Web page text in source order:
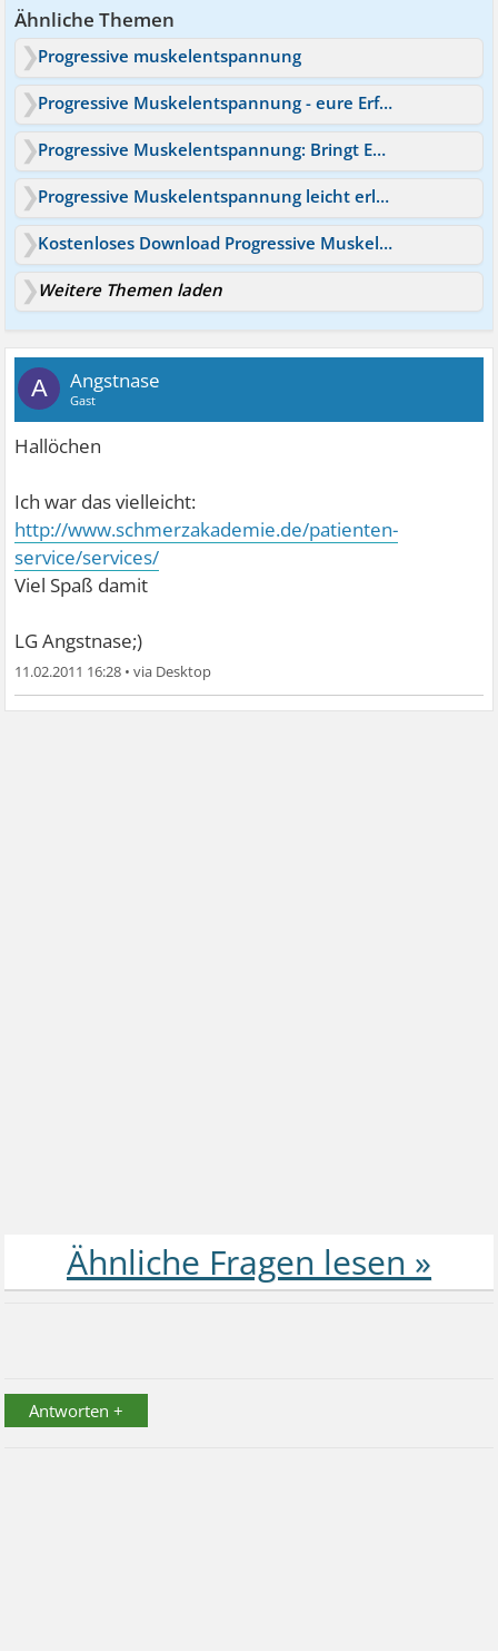
Ähnliche Themen
Progressive muskelentspannung
Progressive Muskelentspannung - eure Erfahrungen
Progressive Muskelentspannung: Bringt Euch das was?
Progressive Muskelentspannung leicht erlernbar? Angst / Panik
Kostenloses Download Progressive Muskelentspannung nach Jaco
Weitere Themen laden
A Angstnase
Gast
Hallöchen
Ich war das vielleicht:
http://www.schmerzakademie.de/patienten-
service/services/
Viel Spaß damit
LG Angstnase;)
11.02.2011 16:28 •
Antworten +